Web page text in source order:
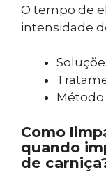
O tempo de
intensidade
Método
Como
quando
de